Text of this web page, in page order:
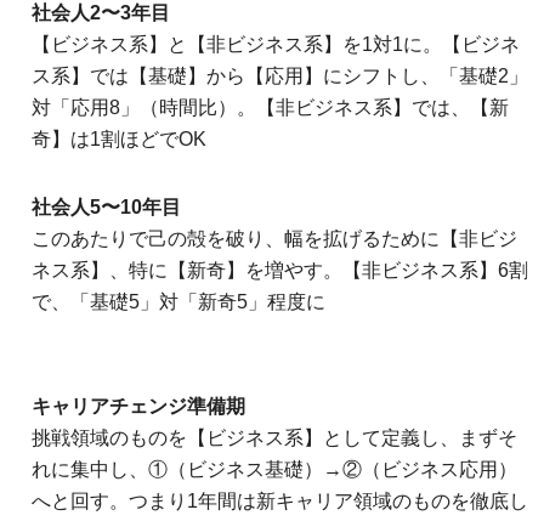
社会人2〜3年目
【ビジネス系】と【非ビジネス系】を1対1に。【ビジネ
ス系】では【基礎】から【応用】にシフトし、「基礎2」
対「応用8」（時間比）。【非ビジネス系】では、【新
奇】は1割ほどでOK
社会人5〜10年目
このあたりで己の殻を破り、幅を拡げるために【非ビジ
ネス系】、特に【新奇】を増やす。【非ビジネス系】6割
で、「基礎5」対「新奇5」程度に
キャリアチェンジ準備期
挑戦領域のものを【ビジネス系】として定義し、まずそ
れに集中し、①（ビジネス基礎）→②（ビジネス応用）
へと回す。つまり1年間は新キャリア領域のものを徹底し